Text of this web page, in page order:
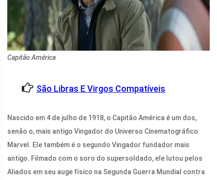
Capitão América
São Libras E Virgos Compatíveis
Nascido em 4 de julho de 1918, o Capitão América é um dos,
senão o, mais antigo Vingador do Universo Cinematográfico
Marvel. Ele também é o segundo Vingador fundador mais
antigo. Filmado com o soro do supersoldado, ele lutou pelos
Aliados em seu auge físico na Segunda Guerra Mundial contra